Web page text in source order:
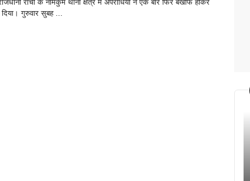
रांची के नामकुम थाना क्षेत्र में अपराधियों ने एक बार फिर बेखौफ होकर
गुरुवार सुबह ...